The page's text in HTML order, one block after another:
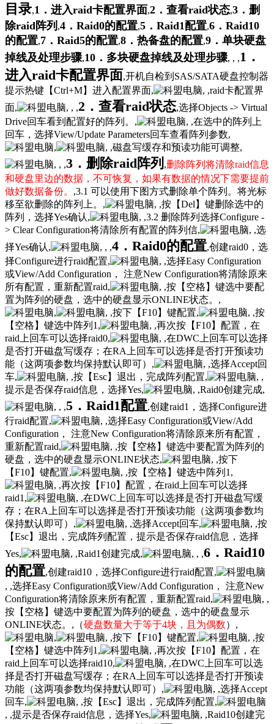
目录,1．进入raid卡配置界面,2．查看raid状态,3．删
除raid阵列 ,4．Raid0的配置,5．Raid1配置,6．Raid10
的配置,7．Raid5的配置,8．热备盘的配置,9．单块硬盘
掉线及处理步骤,10．多块硬盘掉线及处理步骤, , ,1．
进入raid卡配置界面,开机自检到SAS/SATA硬盘控制器
提示热键【Ctrl+M】进入配置界面,
, ,raid卡配置界
面,
, , ,2．查看raid状态,选择Objects -> Virtual
Drive回车看到配置好的阵列。,
, ,在选中的阵列上
回车，选择View/Update Parameters回车查看阵列参数,
,
, ,磁盘写缓存和预读功能可调整,
, , ,3．删除raid阵列 ,删除阵列将清除raid信息
和硬盘里边的数据，不可恢复，如果有数据的情况下需要提前
做好数据备份。 ,3.1 可以使用下图方式删除单个阵列。将光标
移至欲删除的阵列上。,
, ,按【Del】键删除选中的
阵列，选择Yes确认,
, ,3.2 删除阵列选择Configure -
> Clear Configuration将清除所有配置的阵列信,
, ,选
择Yes确认,
, , ,4．Raid0的配置,创建raid0，选
择Configure进行raid配置,
, ,选择Easy Configuration
或View/Add Configuration， 注意New Configuration将清除原来
所有配置，重新配置raid,
, ,按【空格】键选中要配
置为阵列的硬盘，选中的硬盘显示ONLINE状态。,
,
, ,按下【F10】键配置,
, ,按
【空格】键选中阵列1,
, ,再次按【F10】配置，在
raid上回车可以选择raid0,
, ,在DWC上回车可以选择
是否打开磁盘写缓存；在RA上回车可以选择是否打开预读功
能（这两项参数均保持默认即可）,
, ,选择Accept回
车,
, ,按【Esc】退出，完成阵列配置,
, ,
提示是否保存raid信息，选择Yes,
, ,Raid0创建完成,
, , ,5．Raid1配置,创建raid1，选择Configure进
行raid配置,
, ,选择Easy Configuration或View/Add
Configuration， 注意New Configuration将清除原来所有配置，
重新配置raid,
, ,按【空格】键选中要配置为阵列的
硬盘，选中的硬盘显示ONLINE状态,
, ,按下
【F10】键配置,
, ,按【空格】键选中阵列1,
, ,再次按【F10】配置，在raid上回车可以选择
raid1,
, ,在DWC上回车可以选择是否打开磁盘写缓
存；在RA上回车可以选择是否打开预读功能（这两项参数均
保持默认即可）,
, ,选择Accept回车,
, ,按
【Esc】退出，完成阵列配置，提示是否保存raid信息，选择
Yes,
, ,Raid1创建完成, , , ,6．Raid10
的配置,创建raid10，选择Configure进行raid配置,
, ,选择Easy Configuration或View/Add Configuration， 注意New
Configuration将清除原来所有配置，重新配置raid,
, ,
按【空格】键选中要配置为阵列的硬盘，选中的硬盘显示
ONLINE状态。,（硬盘数量大于等于4块，且为偶数）,
,
, ,按下【F10】键配置,
, ,按
【空格】键选中阵列1,
, ,再次按【F10】配置，在
raid上回车可以选择raid10,
, ,在DWC上回车可以选
择是否打开磁盘写缓存；在RA上回车可以选择是否打开预读
功能（这两项参数均保持默认即可）,
, ,选择Accept
回车,
, ,按【Esc】退出，完成阵列配置,
, ,提示是否保存raid信息，选择Yes,
, ,Raid10创建完